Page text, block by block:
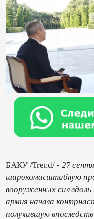
БАКУ /Trend/ - 27
широкомасштабную
вооруженных сил
армия начала
получившую